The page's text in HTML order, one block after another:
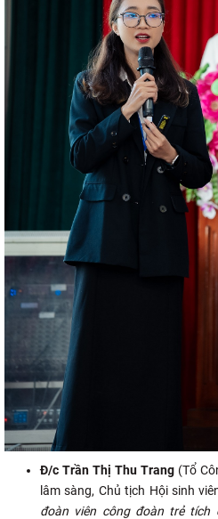
Đ/c Trần Thị Thu Trang (Tổ
lâm sàng, Chủ tịch Hội sinh
đoàn viên công đoàn trẻ